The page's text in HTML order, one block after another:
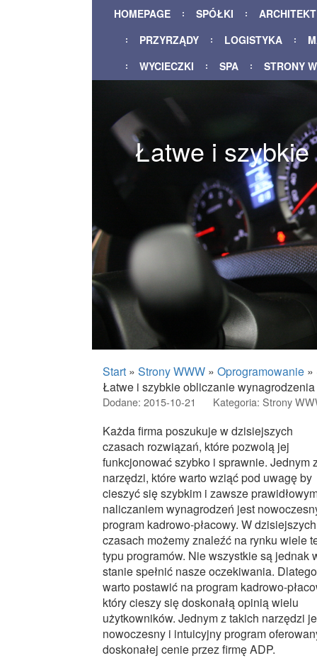
HOMEPAGE SPÓŁKI
PRZYRZĄDY
LOGISTYKA
WYCIECZKI
SPA STRONY
Łatwe i
Start » Strony WWW » Oprogramowanie »
Łatwe i szybkie obliczanie wynagrodzenia
Dodane: 2015-10-21 Kategoria: Strony
Każda firma poszukuje w dzisiejszych
czasach rozwiązań, które pozwolą jej
funkcjonować szybko i sprawnie. Jednym
narzędzi, które warto wziąć pod uwagę by
cieszyć się szybkim i zawsze
naliczaniem wynagrodzeń jest
program kadrowo-płacowy. W dzisiejszych
czasach możemy znaleźć na rynku wiele
typu programów. Nie wszystkie są jednak
stanie spełnić nasze oczekiwania.
warto postawić na program kadrowo-
który cieszy się doskonałą opinią wielu
użytkowników. Jednym z takich narzędzi
nowoczesny i intuicyjny program
doskonałej cenie przez firmę ADP.